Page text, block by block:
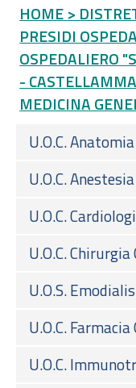
HOME >
PRESIDI
OSPEDALIERO
-
MEDICINA
U.O.C.
U.O.C.
U.O.C.
U.O.C. Chirurgia
U.O.S.
U.O.C.
U.O.C.